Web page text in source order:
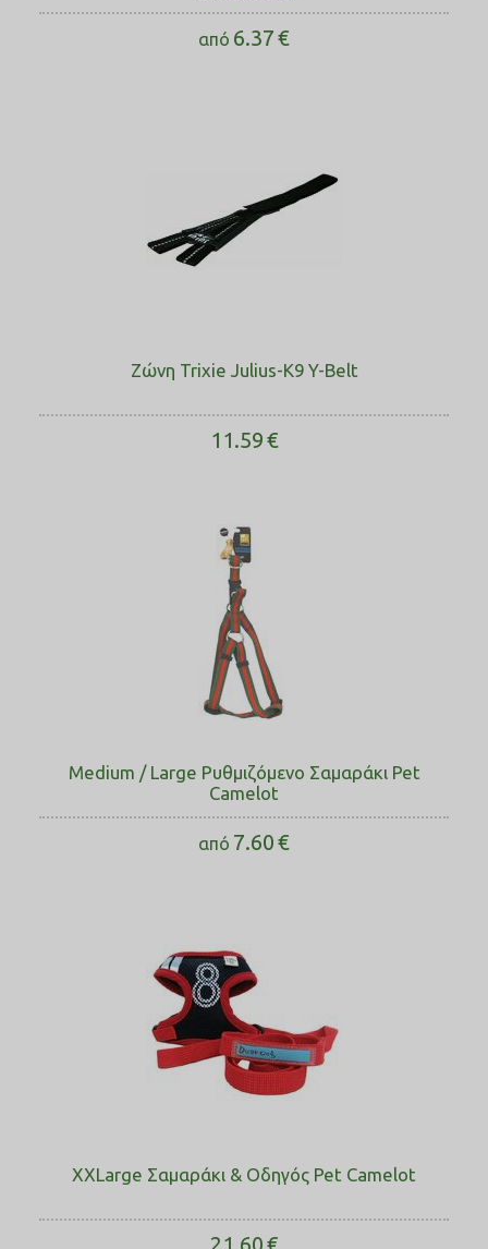
από 6.37€
Ζώνη Trixie Julius-K9 Y-Belt
11.59€
Medium / Large Ρυθμιζόμενο Σαμαράκι Pet
Camelot
από 7.60€
XXLarge Σαμαράκι & Οδηγός Pet Camelot